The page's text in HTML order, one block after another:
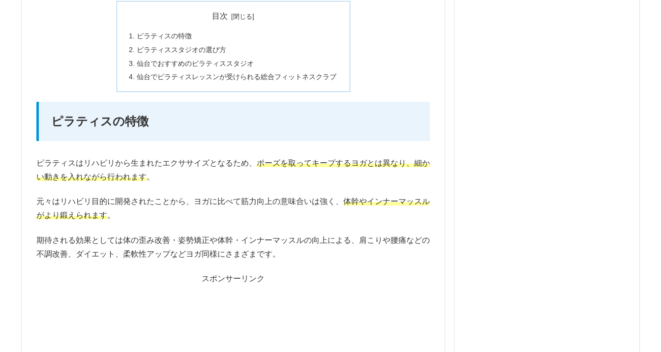
目次
ピラティスの特徴
ピラティススタジオの選び方
仙台でおすすめのピラティススタジオ
仙台でピラティスレッスンが受けられる総合フィットネスクラブ
ピラティスの特徴
ピラティスはリハビリから生まれたエクササイズとなるため、 ポーズを取ってキープするヨガとは異なり、細か
い動きを入れながら行われます。
元々はリハビリ目的に開発されたことから、ヨガに比べて筋力向上の意味合いは強く、 体幹やインナーマッスル
がより鍛えられます。
期待される効果としては体の歪み改善・姿勢矯正や体幹・インナーマッスルの向上による、肩こりや腰痛などの
不調改善、ダイエット、柔軟性アップなどヨガ同様にさまざまです。
スポンサーリンク